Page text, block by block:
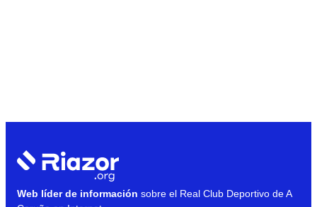
Web líder de información sobre el Real Club Deportivo de A